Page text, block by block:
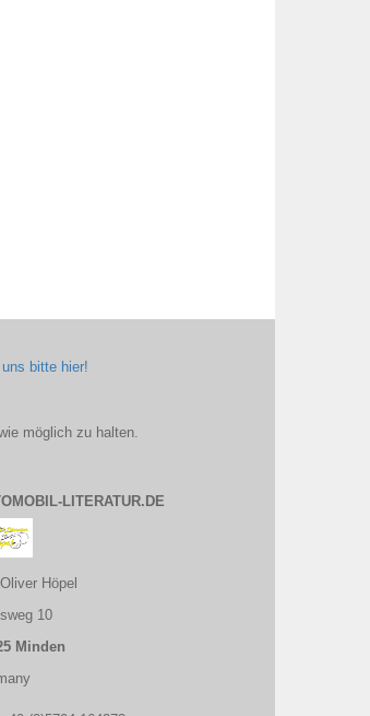
bitte hier!
möglich zu halten.
LITERATUR.DE
Höpel
10
Minden